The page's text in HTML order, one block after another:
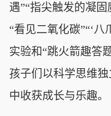
遇”“指尖触发的凝
“看见二氧化碳”“‘
实验和“跳火箭趣答
孩子们以科学思维
中收获成长与乐趣。